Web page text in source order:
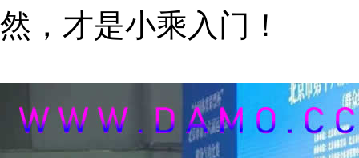
然，才是小乘入门！